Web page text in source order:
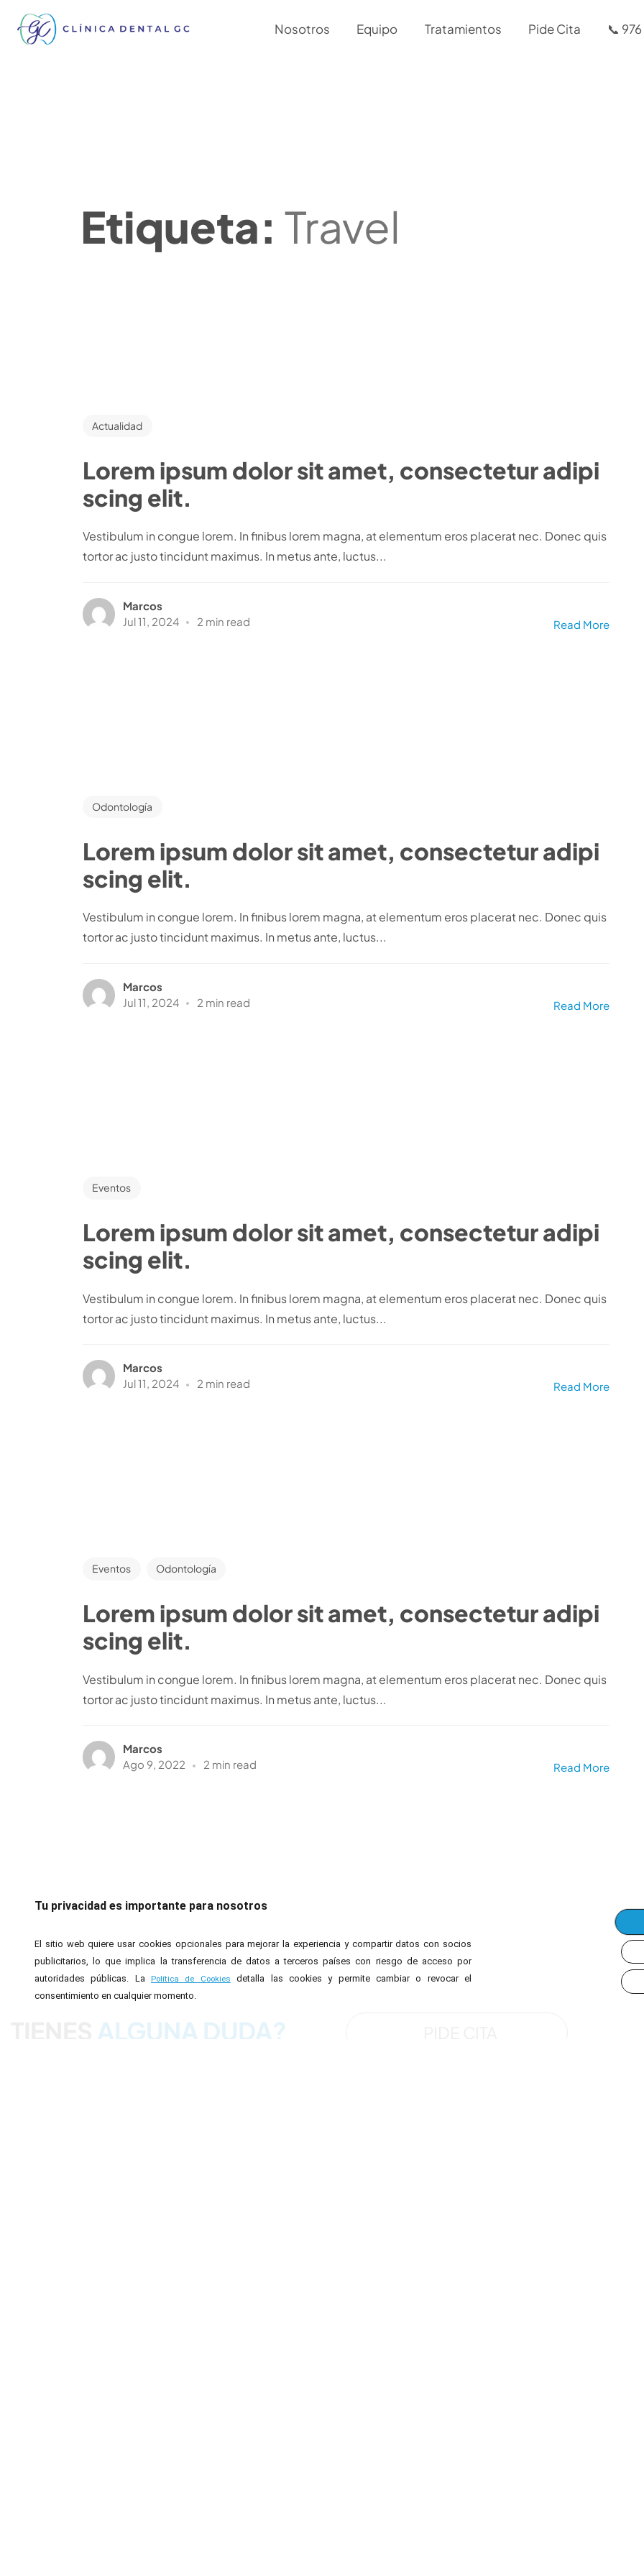
Nosotros Equipo Tratamientos Pide Cita 📞
Etiqueta: Travel
Actualidad
Lorem ipsum dolor sit amet, consectetur adipi
scing elit.
Vestibulum in congue lorem. In finibus lorem magna, at elementum eros placerat nec. Donec quis
tortor ac justo tincidunt maximus. In metus ante, luctus...
Marcos
Jul 11, 2024
2 min read Read More
Odontología
Lorem ipsum dolor sit amet, consectetur adipi
scing elit.
Vestibulum in congue lorem. In finibus lorem magna, at elementum eros placerat nec. Donec quis
tortor ac justo tincidunt maximus. In metus ante, luctus...
Marcos
Jul 11, 2024
2 min read Read More
Eventos
Lorem ipsum dolor sit amet, consectetur adipi
scing elit.
Vestibulum in congue lorem. In finibus lorem magna, at elementum eros placerat nec. Donec quis
tortor ac justo tincidunt maximus. In metus ante, luctus...
Marcos
Jul 11, 2024
2 min read Read More
Eventos Odontología
Lorem ipsum dolor sit amet, consectetur adipi
scing elit.
Vestibulum in congue lorem. In finibus lorem magna, at elementum eros placerat nec. Donec quis
tortor ac justo tincidunt maximus. In metus ante, luctus...
Marcos
Ago 9, 2022
2 min read Read More
ALGUNA DUDA?
Tu privacidad es importante para nosotros
El sitio web quiere usar cookies opcionales para mejorar la experiencia y compartir datos con socios
publicitarios, lo que implica la transferencia de datos a terceros países con riesgo de acceso por
autoridades públicas. LaPolítica de Cookies detalla las cookies y permite cambiar o revocar el
consentimiento en cualquier momento.